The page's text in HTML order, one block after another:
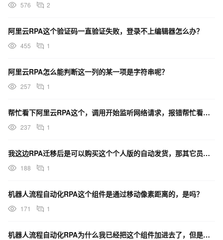
576 2
阿里云RPA这个验证码一直验证失败，登录不上编辑器怎么办？
455 1
阿里云RPA怎么能判断这一列的某一项是字符串呢？
257 1
帮忙看下阿里云RPA这个，调用开始监听网络请求，报错帮忙看下这个，调用开始监听网络请求，报错？
237 1
我这边RPA迁移后是可以购买这个个人版的自动发货，那其它员工又在运行这个应用的话是会报错的吧？
188 1
机器人流程自动化RPA这个组件是通过移动像素距离的，是吗？
171 1
机器人流程自动化RPA为什么我已经把这个组件加进去了，但是还是报错？